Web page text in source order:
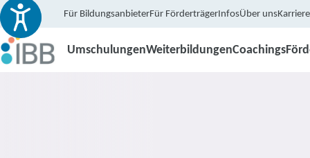
Für BildungsanbieterFür FörderträgerInfosÜber unsKarriere
UmschulungenWeiterbildungenCoachings